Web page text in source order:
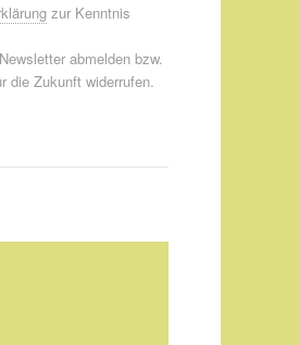
zur Kenntnis
abmelden bzw.
die Zukunft widerrufen.